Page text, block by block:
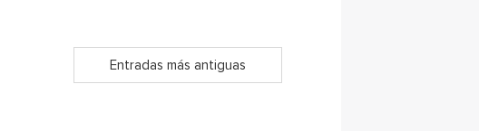
Entradas más antiguas